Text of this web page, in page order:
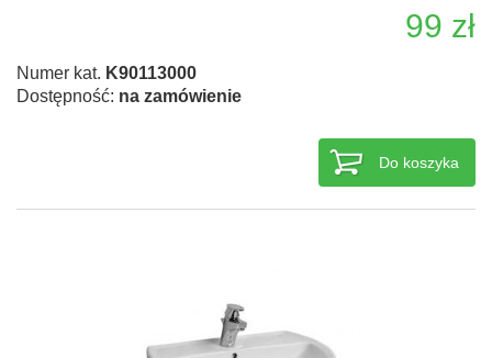
99 zł
Numer kat. K90113000
Dostępność: na zamówienie
Do koszyka